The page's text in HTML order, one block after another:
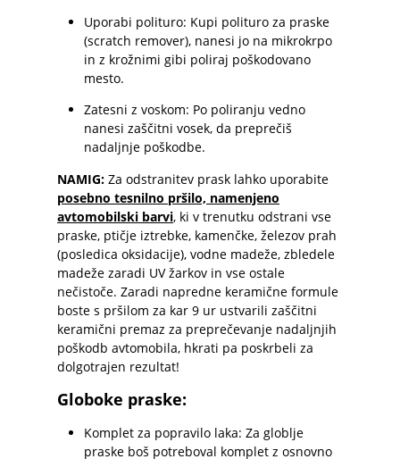
Uporabi polituro: Kupi polituro za praske
(scratch remover), nanesi jo na mikrokrpo
in z krožnimi gibi poliraj poškodovano
mesto.
Zatesni z voskom: Po poliranju vedno
nanesi zaščitni vosek, da preprečiš
nadaljnje poškodbe.
NAMIG: Za odstranitev prask lahko uporabite
posebno tesnilno pršilo, namenjeno
avtomobilski barvi, ki v trenutku odstrani vse
praske, ptičje iztrebke, kamenčke, železov prah
(posledica oksidacije), vodne madeže, zbledele
madeže zaradi UV žarkov in vse ostale
nečistoče. Zaradi napredne keramične formule
boste s pršilom za kar 9 ur ustvarili zaščitni
keramični premaz za preprečevanje nadaljnjih
poškodb avtomobila, hkrati pa poskrbeli za
dolgotrajen rezultat!
Globoke praske:
Komplet za popravilo laka: Za globlje
praske boš potreboval komplet z osnovno